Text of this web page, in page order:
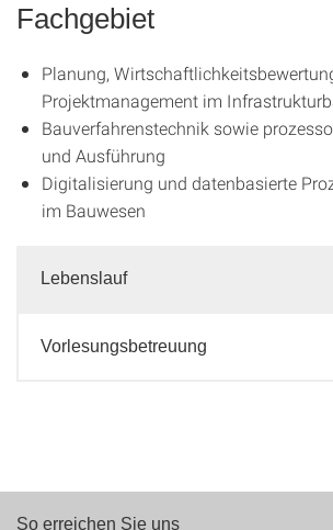
Fachgebiet
Planung,
Projektmanagement im
Bauverfahrenstechnik sowie
und Ausführung
Digitalisierung und datenbasierte
im Bauwesen
Lebenslauf
Vorlesungsbetreuung
So erreichen Sie uns